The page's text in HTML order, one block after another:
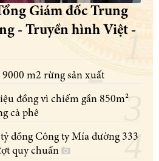
Giám đốc Trung
- Truyền hình Việt -
Phát hiện vụ phá hơn 9000 m2 rừng sản xuất
đồng vì chiếm gần 850m²
cà phê
đồng Công ty Mía đường 333
quy chuẩn